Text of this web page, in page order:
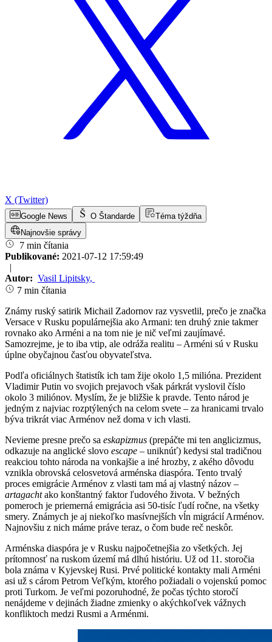
X (Twitter)
Google News O Štandarde
Téma týždňa
Najnovšie správy
7 min čítania
Publikované: 2021-07-12 17:59:49
|
Autor: Vasil Lipitsky,
7 min čítania
Známy ruský satirik Michail Zadornov raz vysvetlil, prečo je značka
Versace v Rusku populárnejšia ako Armani: ten druhý znie takmer
rovnako ako Arméni a na tom nie je nič veľmi zaujímavé.
Samozrejme, je to iba vtip, ale odráža realitu – Arméni sú v Rusku
úplne obyčajnou časťou obyvateľstva.
Podľa oficiálnych štatistík ich tam žije okolo 1,5 milióna. Prezident
Vladimir Putin vo svojich prejavoch však párkrát vyslovil číslo
okolo 3 miliónov. Myslím, že je bližšie k pravde. Tento národ je
jedným z najviac rozptýlených na celom svete – za hranicami trvalo
býva trikrát viac Arménov než doma v ich vlasti.
Nevieme presne prečo sa eskapizmus (prepáčte mi ten anglicizmus,
odkazuje na anglické slovo escape – uniknúť) kedysi stal tradičnou
reakciou tohto národa na vonkajšie a iné hrozby, z akého dôvodu
vznikla obrovská celosvetová arménska diaspóra. Tento trvalý
proces emigrácie Arménov z vlasti tam má aj vlastný názov –
artagachtako konštantný faktor ľudového života. V bežných
pomeroch je priemerná emigrácia asi 50-tisíc ľudí ročne, na všetky
smery. Známych je aj niekoľko masívnejších vĺn migrácií Arménov.
Najnovšiu z nich máme práve teraz, o čom bude reč neskôr.
Arménska diaspóra je v Rusku najpočetnejšia zo všetkých. Jej
prítomnosť na ruskom území má dlhú históriu. Už od 11. storočia
bola známa v Kyjevskej Rusi. Prvé politické kontakty mali Arméni
asi už s cárom Petrom Veľkým, ktorého požiadali o vojenskú pomoc
proti Turkom. Je veľmi pozoruhodné, že počas týchto storočí
nenájdeme v dejinách žiadne zmienky o akýchkoľvek vážnych
konfliktoch medzi Rusmi a Arménmi.